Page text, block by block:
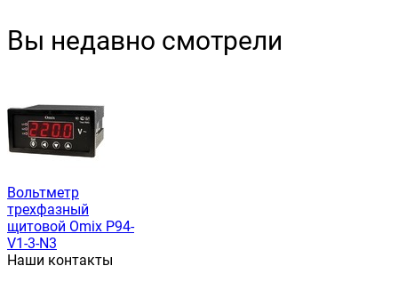
Вы недавно смотрели
Вольтметр
трехфазный
щитовой Omix P94-
V1-3-N3
Наши контакты